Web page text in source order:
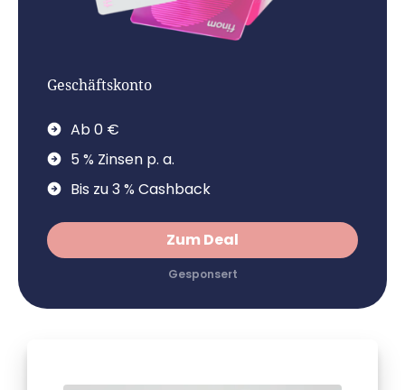
Geschäftskonto
Ab 0 €
5 % Zinsen p. a.
Bis zu 3 % Cashback
Zum Deal